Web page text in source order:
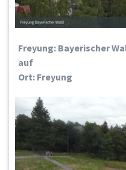
Freyung: Bayerischer
auf
Ort: Freyung